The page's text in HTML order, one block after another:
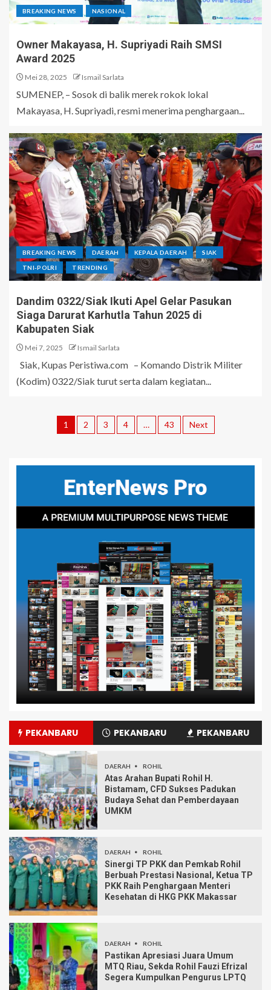
BREAKING NEWS NASIONAL
Owner Makayasa, H. Supriyadi Raih SMSI
Award 2025
Mei 28, 2025 Ismail Sarlata
SUMENEP, – Sosok di balik merek rokok lokal
Makayasa, H. Supriyadi, resmi menerima penghargaan...
BREAKING NEWS DAERAH KEPALA DAERAH SIAK
TNI-POLRI TRENDING
Dandim 0322/Siak Ikuti Apel Gelar Pasukan
Siaga Darurat Karhutla Tahun 2025 di
Kabupaten Siak
Mei 7, 2025 Ismail Sarlata
Siak, Kupas Peristiwa.com – Komando Distrik Militer
(Kodim) 0322/Siak turut serta dalam kegiatan...
1 2 3 4 … 43 Next
PEKANBARU PEKANBARU PEKANBARU
DAERAH ROHIL
Atas Arahan Bupati Rohil H.
Bistamam, CFD Sukses Padukan
Budaya Sehat dan Pemberdayaan
UMKM
DAERAH ROHIL
Sinergi TP PKK dan Pemkab Rohil
Berbuah Prestasi Nasional, Ketua TP
PKK Raih Penghargaan Menteri
Kesehatan di HKG PKK Makassar
DAERAH ROHIL
Pastikan Apresiasi Juara Umum
MTQ Riau, Sekda Rohil Fauzi Efrizal
Segera Kumpulkan Pengurus LPTQ